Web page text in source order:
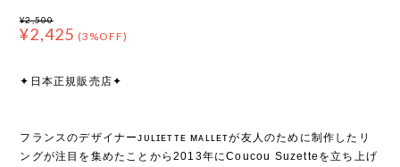
¥2,500
¥2,425 (3%OFF)
✦日本正規販売店✦
フランスのデザイナーᴊᴜʟɪᴇᴛᴛᴇ ᴍᴀʟʟᴇᴛが友人のために制作したリ
ングが注目を集めたことから2013年にCoucou Suzetteを立ち上げ